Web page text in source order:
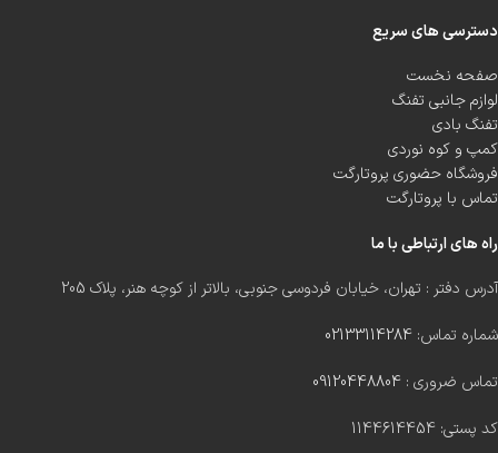
دسترسی های سریع
صفحه نخست
لوازم جانبی تفنگ
تفنگ بادی
کمپ و کوه نوردی
فروشگاه حضوری پروتارگت
تماس با پروتارگت
راه های ارتباطی با ما
آدرس دفتر : تهران، خیابان فردوسی جنوبی، بالاتر از کوچه هنر، پلاک 205
شماره تماس: 02133114284
تماس ضروری : 09120448804
کد پستی: 1144614454